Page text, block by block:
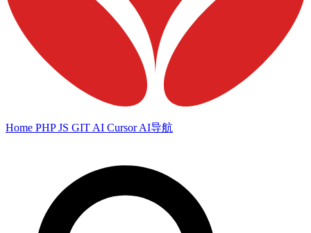
Home PHPJS GIT AI CursorAI导航